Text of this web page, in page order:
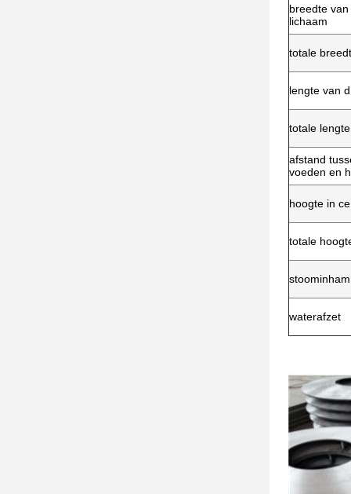
breedte
lichaam
totale
lengte van
totale lengte
afstand
voeden en
hoogte in
totale
stoominham
waterafzet